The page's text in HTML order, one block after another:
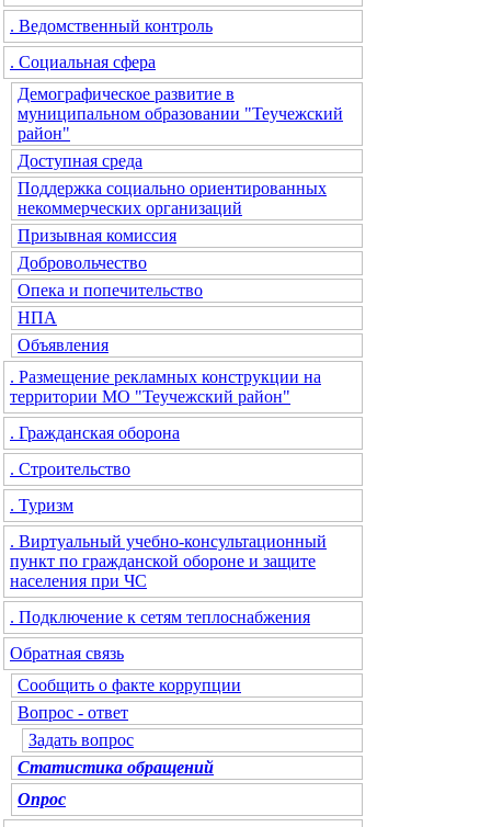
. Ведомственный контроль
. Социальная сфера
Демографическое развитие в
муниципальном образовании "Теучежский
район"
Доступная среда
Поддержка социально ориентированных
некоммерческих организаций
Призывная комиссия
Добровольчество
Опека и попечительство
НПА
Объявления
. Размещение рекламных конструкции на
территории МО "Теучежский район"
. Гражданская оборона
. Строительство
. Туризм
. Виртуальный учебно-консультационный
пункт по гражданской обороне и защите
населения при ЧС
. Подключение к сетям теплоснабжения
Обратная связь
Сообщить о факте коррупции
Вопрос - ответ
Задать вопрос
Статистика обращений
Опрос